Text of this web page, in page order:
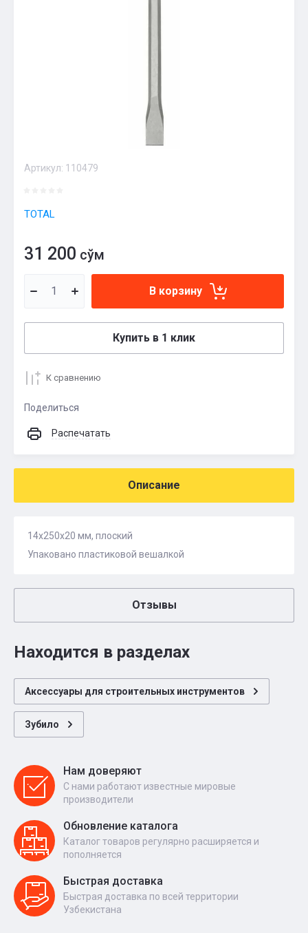
Артикул: 110479
TOTAL
31 200 сўм
В корзину
Купить в 1 клик
К сравнению
Поделиться
Распечатать
Описание
14x250x20 мм, плоский
Упаковано пластиковой вешалкой
Отзывы
Находится в разделах
Аксессуары для строительных инструментов
Зубило
Нам доверяют
С нами работают известные мировые
производители
Обновление каталога
Каталог товаров регулярно расширяется и
пополняется
Быстрая доставка
Быстрая доставка по всей территории
Узбекистана